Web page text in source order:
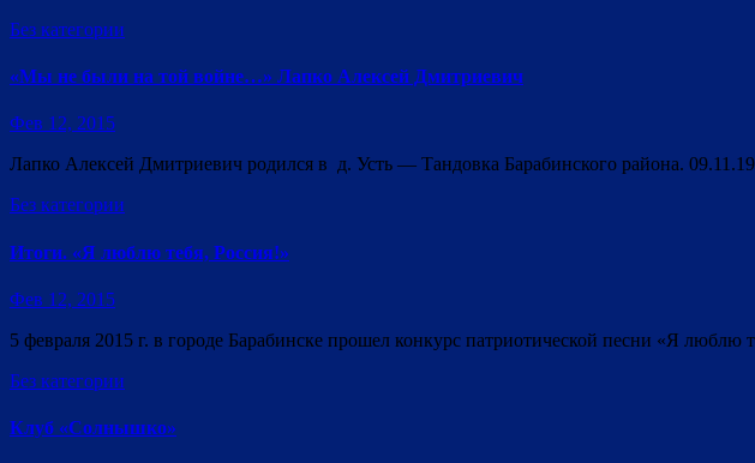
Без категории
«Мы не были на той войне…» Лапко Алексей Дмитриевич
Фев 12, 2015
Лапко Алексей Дмитриевич родился в д. Усть — Тандовка Барабинского района.
Без категории
Итоги. «Я люблю тебя, Россия!»
Фев 12, 2015
5 февраля 2015 г. в городе Барабинске прошел конкурс патриотической песни «Я
Без категории
Клуб «Солнышко»